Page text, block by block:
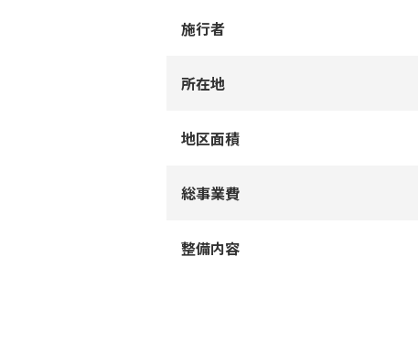
施⾏者
所在地
地区⾯積
総事業費
整備内容